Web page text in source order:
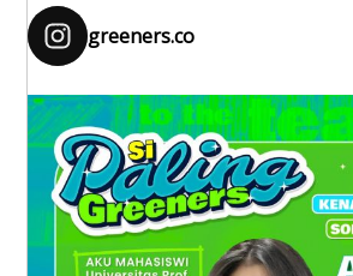
greeners.co